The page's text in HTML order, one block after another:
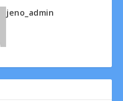
jeno_admin